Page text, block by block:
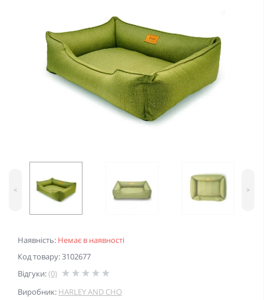
Наявність: Немає в наявності
Код товару: 3102677
Відгуки:(0)
Виробник: HARLEY AND CHO
< >